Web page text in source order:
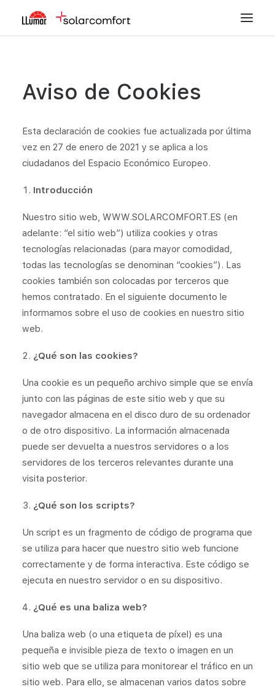
CONTROL SOLAR
DECORACIÓN
TINTADO DE LUNAS
ZONA INSTALADORES
FORMACIÓN
PROYECTOS
SOBRE NOSOTROS
CONTACTO
Aviso de Cookies
Esta declaración de cookies fue actualizada por última
vez en 27 de enero de 2021 y se aplica a los
ciudadanos del Espacio Económico Europeo.
Introducción
Nuestro sitio web, WWW.SOLARCOMFORT.ES (en
adelante: “el sitio web”) utiliza cookies y otras
tecnologías relacionadas (para mayor comodidad,
todas las tecnologías se denominan “cookies”). Las
cookies también son colocadas por terceros que
hemos contratado. En el siguiente documento le
informamos sobre el uso de cookies en nuestro sitio
web.
¿Qué son las cookies?
Una cookie es un pequeño archivo simple que se envía
junto con las páginas de este sitio web y que su
navegador almacena en el disco duro de su ordenador
o de otro dispositivo. La información almacenada
puede ser devuelta a nuestros servidores o a los
servidores de los terceros relevantes durante una
visita posterior.
¿Qué son los scripts?
Un script es un fragmento de código de programa que
se utiliza para hacer que nuestro sitio web funcione
correctamente y de forma interactiva. Este código se
ejecuta en nuestro servidor o en su dispositivo.
¿Qué es una baliza web?
Una baliza web (o una etiqueta de píxel) es una
pequeña e invisible pieza de texto o imagen en un
sitio web que se utiliza para monitorear el tráfico en un
sitio web. Para ello, se almacenan varios datos sobre